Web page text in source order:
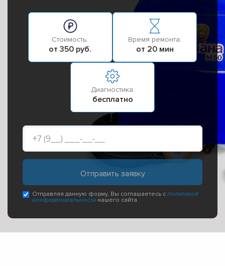
Стоимость:
от 350 руб.
Время ремонта:
от 20 мин
Диагностика:
бесплатно
Отправляя данную форму, Вы соглашаетесь с политикой
конфиденциальности нашего сайта